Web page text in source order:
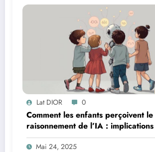
Lat DIOR 0
Comment les enfants perçoivent le
raisonnement de l’IA :
l’éducation à l’IA
Mai 24, 2025